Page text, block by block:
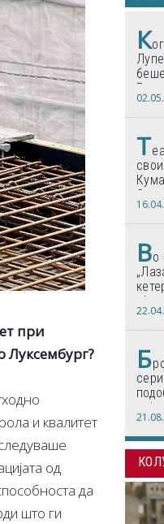
при
Луксембург?
и квалитет
од
да
што ги
К
Т
Во
по
Б